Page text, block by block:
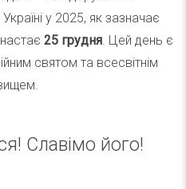
у 2025, як зазначає
25 грудня. Цей день є
святом та всесвітнім
Славімо його!